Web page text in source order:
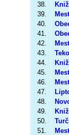
38.
39.
40.
41.
42.
43.
44.
45.
46.
47.
48.
49.
50.
51.